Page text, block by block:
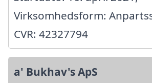
Virksomhedsform:
CVR: 42327794
a' Bukhav's ApS